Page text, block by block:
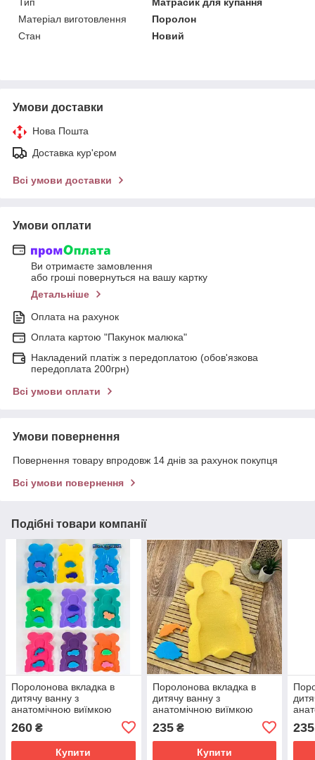
Матеріал виготовлення
Поролон
Стан
Новий
Умови доставки
Нова Пошта
Доставка кур'єром
Всі умови доставки
Умови оплати
Ви отримаєте замовлення
або гроші повернуться на вашу картку
Детальніше
Оплата на рахунок
Оплата картою "Пакунок малюка"
Накладений платіж з передоплатою (обов'язкова
передоплата 200грн)
Всі умови оплати
Умови повернення
Повернення товару впродовж 14 днів за рахунок покупця
Всі умови повернення
Подібні товари компанії
Поролонова вкладка в
дитячу ванну з
анатомічною виїмкою
поролоновий матрасик в
ванночку для
новонародженого
260 ₴
Купити
Поролонова вкладка в
дитячу ванну з
анатомічною виїмкою
поролоновий матрасик в
ванночку для
новонародженого
235₴
Купити
235